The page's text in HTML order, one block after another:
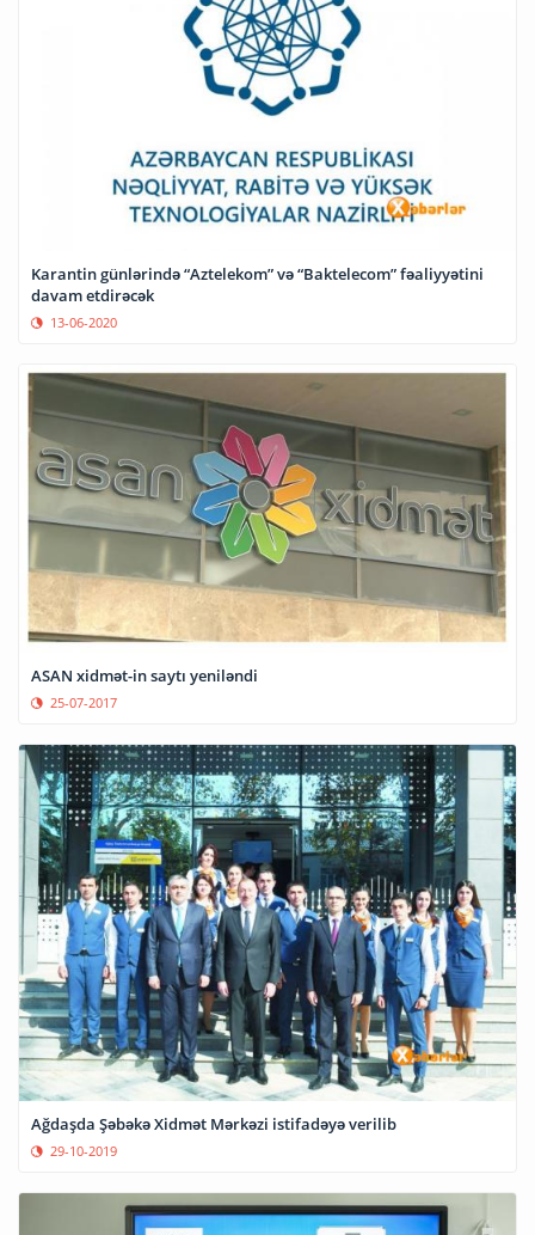
Karantin günlərində “Aztelekom” və “Baktelecom” fəaliyyətini
davam etdirəcək
13-06-2020
ASAN xidmət-in saytı yeniləndi
25-07-2017
Ağdaşda Şəbəkə Xidmət Mərkəzi istifadəyə verilib
29-10-2019